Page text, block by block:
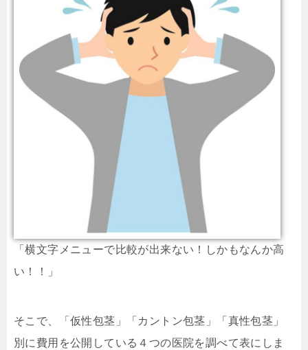
「横文字メニューで比較が出来ない！しかもなんか高
い！！」
そこで、「仮性包茎」「カントン包茎」「真性包茎」
別に費用を公開している４つの医院を調べて表にしま